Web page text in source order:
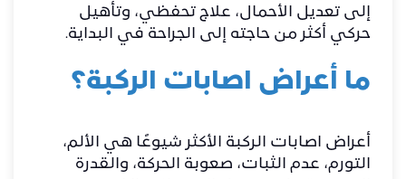
إلى تعديل الأحمال، علاج تحفظي، وتأهيل
حركي أكثر من حاجته إلى الجراحة في البداية.
ما أعراض اصابات الركبة؟
أعراض اصابات الركبة الأكثر شيوعًا هي الألم،
التورم، عدم الثبات، صعوبة الحركة، والقدرة